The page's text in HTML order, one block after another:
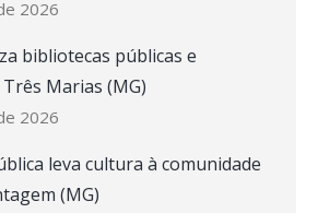
2026
bibliotecas públicas e
Marias (MG)
2026
leva cultura à comunidade
(MG)